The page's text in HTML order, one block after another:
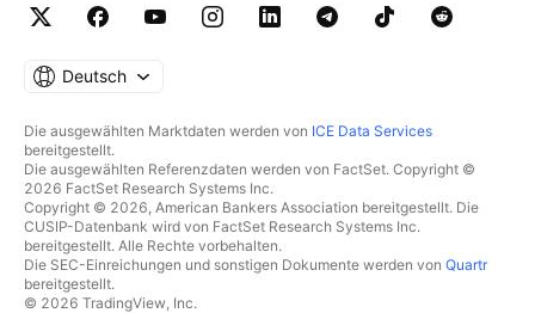
Deutsch
Die ausgewählten Marktdaten werden von ICE Data Services
bereitgestellt.
Die ausgewählten Referenzdaten werden von FactSet. Copyright ©
2026 FactSet Research Systems Inc.
Copyright © 2026, American Bankers Association bereitgestellt. Die
CUSIP-Datenbank wird von FactSet Research Systems Inc.
bereitgestellt. Alle Rechte vorbehalten.
Die SEC-Einreichungen und sonstigen Dokumente werden von Quartr
bereitgestellt.
© 2026 TradingView, Inc.